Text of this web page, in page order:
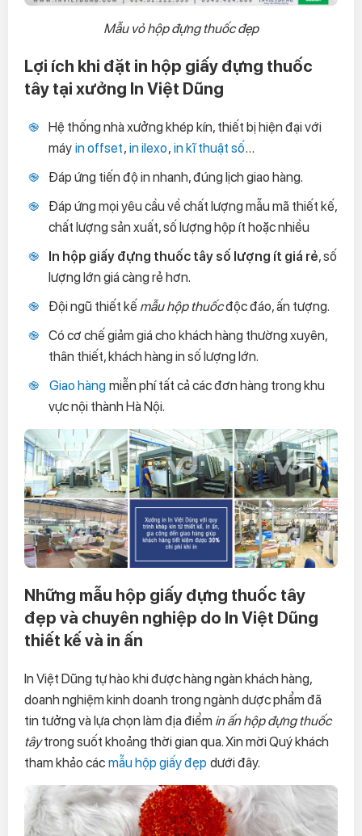
Mẫu vỏ hộp đựng thuốc đẹp
Lợi ích khi đặt in hộp giấy đựng thuốc
tây tại xưởng In Việt Dũng
Hệ thống nhà xưởng khép kín, thiết bị hiện đại với
máy in offset, in ilexo, in kĩ thuật số…
Đáp ứng tiến độ in nhanh, đúng lịch giao hàng.
Đáp ứng mọi yêu cầu về chất lượng mẫu mã thiết kế,
chất lượng sản xuất, số lượng hộp ít hoặc nhiều
In hộp giấy đựng thuốc tây số lượng ít giá rẻ, số
lượng lớn giá càng rẻ hơn.
Đội ngũ thiết kế mẫu hộp thuốcđộc đáo, ấn tượng.
Có cơ chế giảm giá cho khách hàng thường xuyên,
thân thiết, khách hàng in số lượng lớn.
Giao hàng miễn phí tất cả các đơn hàng trong khu
vực nội thành Hà Nội.
Những mẫu hộp giấy đựng thuốc tây
đẹp và chuyên nghiệp do In Việt Dũng
thiết kế và in ấn
In Việt Dũng tự hào khi được hàng ngàn khách hàng,
doanh nghiệm kinh doanh trong ngành dược phẩm đã
tin tưởng và lựa chọn làm địa điểm in ấn hộp đựng thuốc
tâytrong suốt khoảng thời gian qua. Xin mời Quý khách
tham khảo các mẫu hộp giấy đẹp dưới đây.